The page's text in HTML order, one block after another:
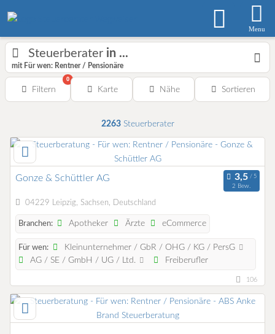
Menu
Steuerberater in ...
mit Für wen: Rentner / Pensionäre
Filtern
0
Karte Nähe Sortieren
2263Steuerberater
Gonze & Schüttler AG
2 Bew.
04229 Leipzig, Sachsen, Deutschland
Branchen: Apotheker Ärzte eCommerce
Für wen:
Kleinunternehmer / GbR / OHG / KG / PersG
AG / SE / GmbH / UG / Ltd.
Freiberufler
106